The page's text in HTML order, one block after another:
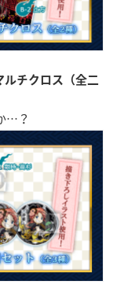
ルチクロス（全二
…？